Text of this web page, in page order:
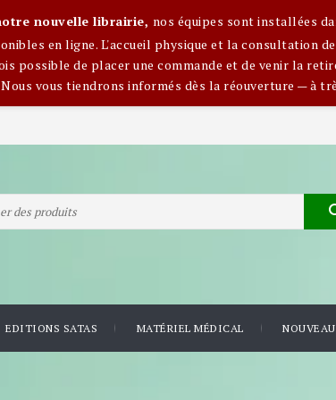
nouvelle librairie, nos équipes sont installées
en ligne. L'accueil physique et la consultation
possible de placer une commande et de venir la
Nous vous tiendrons informés dès la réouverture — à
EDITIONS SATAS MATÉRIEL MÉDICAL